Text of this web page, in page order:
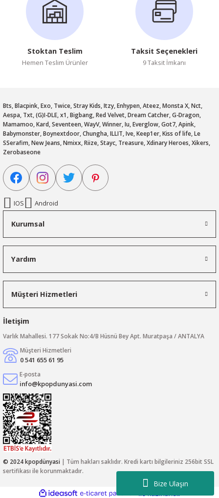
Bize Ulaşın
Stoktan Teslim
Hemen Teslim Ürünler
Taksit Seçenekleri
9 Taksit İmkanı
Bts, Blacpink, Exo, Twice, Stray Kids, Itzy, Enhypen, Ateez, Monsta X, Nct,
Aespa, Txt, (G)I-DLE, x1, Bigbang, Red Velvet, Dream Catcher, G-Dragon,
Mamamoo, Kard, Seventeen, WayV, Winner, Iu, Everglow, Got7, Apink,
Babymonster, Boynextdoor, Chungha, ILLIT, Ive, Keep1er, Kiss of life, Le
SSerafim, New Jeans, Nmixx, Riize, Stayc, Treasure, Xdinary Heroes, Xikers,
Zerobaseone
IOS Android
Kurumsal
Yardım
Müşteri Hizmetleri
İletişim
Varlık Mahallesi. 177 Sokak No:4/B Hüsnü Bey Apt. Muratpaşa / ANTALYA
Müşteri Hizmetleri
0 541 655 61 95
E-posta
info@kpopdunyasi.com
© 2024 kpopdünyasi | Tüm hakları saklıdır. Kredi kartı bilgileriniz 256bit SSL
sertifikası ile korunmaktadır.
ideasoft